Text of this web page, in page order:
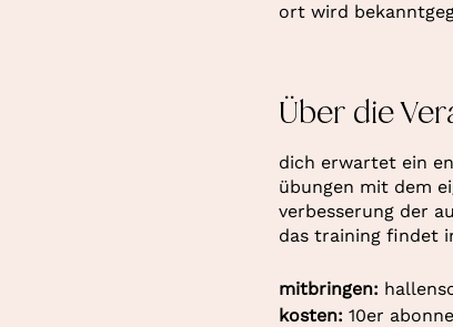
ort wird
Über die
dich erwartet ein
übungen mit dem
verbesserung der
das training findet
mitbringen:
kosten: 10er